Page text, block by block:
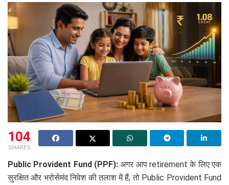
104
SHARES
Public Provident Fund (PPF): अगर आप retirement के लिए एक
सुरक्षित और भरोसेमंद निवेश की तलाश में हैं, तो Public Provident Fund